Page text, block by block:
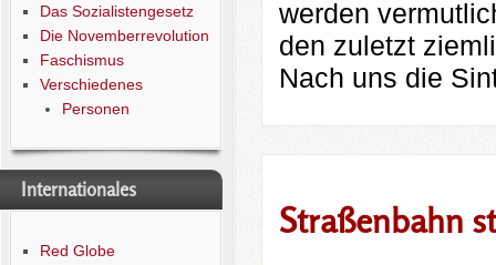
Das Sozialistengesetz
Die Novemberrevolution
Faschismus
Verschiedenes
Personen
Internationales
Red Globe
werden
den zuletzt
Nach uns die
Straßenbahn